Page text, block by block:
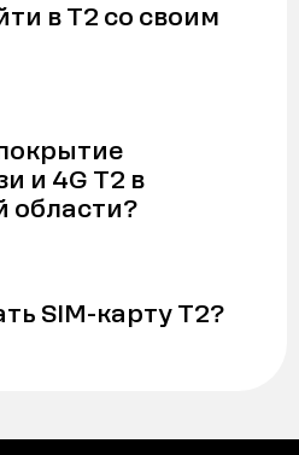
в Т2 со своим
и 4G Т2 в
области?
SIM-карту Т2?